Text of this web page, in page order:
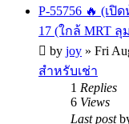
P-55756 🔥 (เ
17 (ใกล้ MRT
by joy » Fri
สำหรับเช่า
1 Replies
6 Views
Last post